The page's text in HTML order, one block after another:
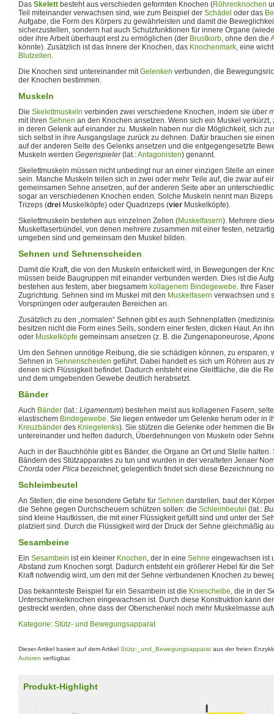
Das Skelett besteht aus verschieden geformten Knochen (Röhrenknochen
Teil miteinander verwachsen sind, wie zum Beispiel der Schädel oder das
Aufgabe, die Form des Körpers zu gewährleisten und damit die
sicherzustellen, sondern hat auch Schutzfunktionen für innere Organe
oder ihre Arbeit überhaupt erst zu ermöglichen (der Brustkorb, ohne den die
könnte). Zusätzlich ist das Innere der Knochen, das Knochenmark, eine
Blutzellen.
Die Knochen sind untereinander mitGelenken verbunden, die
der Knochen bestimmen.
Muskeln
Die Skelettmuskeln verbinden zwei verschiedene Knochen, indem sie über
mit ihren Sehnen an den Knochen ansetzen. Wenn sich ein Muskel
in deren Gelenk auf einander zu. Muskeln haben nur die Möglichkeit, sich
sich selbst in ihre Ausgangslage zurück zu dehnen. Dafür brauchen sie
auf der anderen Seite des Gelenks ansetzen und die entgegengesetzte
Muskeln werden Gegenspieler(lat.:Antagonisten) genannt.
Skelettmuskeln müssen nicht unbedingt nur an einer einzigen Stelle an
sein. Manche Muskeln teilen sich in zwei oder mehr Teile auf, die zwar auf
gemeinsamen Sehne ansetzen, auf der anderen Seite aber an
sogar an verschiedenen Knochen enden. Solche Muskeln nennt man
Trizeps (drei Muskelköpfe) oder Quadrizeps (vier Muskelköpfe).
Skelettmuskeln bestehen aus einzelnen Zellen (Muskelfasern). Mehrere
Muskelfaserbündel, von denen mehrere zusammen mit einer festen,
umgeben sind und gemeinsam den Muskel bilden.
Sehnen und Sehnenscheiden
Damit die Kraft, die von den Muskeln entwickelt wird, in Bewegungen der
müssen beide Baugruppen mit einander verbunden werden. Dies ist die
bestehen aus festem, aber biegsamem kollagenem Bindegewebe. Ihre
Zugrichtung. Sehnen sind im Muskel mit den Muskelfasern verwachsen und
Vorsprüngen oder aufgerauten Bereichen an.
Zusätzlich zu den „normalen“ Sehnen gibt es auch Sehnenplatten
besitzen nicht die Form eines Seils, sondern einer festen, dicken Haut. An
oder Muskelköpfe gemeinsam ansetzen (z. B. die Zungenaponeurose,
Um den Sehnen unnötige Reibung, die sie schädigen können, zu ersparen,
Sehnen in Sehnenscheiden geführt. Dabei handelt es sich um Röhren aus
denen sich Flüssigkeit befindet. Dadurch entsteht eine Gleitfläche, die die
und dem umgebenden Gewebe deutlich herabsetzt.
Bänder
Auch Bänder (lat.: Ligamentum) bestehen meist aus kollagenen Fasern,
elastischem Bindegewebe. Sie liegen entweder um Gelenke herum oder in
Kreuzbänder des Kniegelenks). Sie stützen die Gelenke oder hemmen die
untereinander und helfen dadurch, Überdehnungen von Muskeln oder
Auch in der Bauchhöhle gibt es Bänder, die Organe an Ort und Stelle
Bändern des Stützapparates zu tun und wurden in der veralteten Jenaer
Chorda oder Plica bezeichnet; gelegentlich findet sich diese Bezeichnung
Schleimbeutel
An Stellen, die eine besondere Gefahr für Sehnen darstellen, baut der
die Sehne gegen Durchscheuern schützen sollen: die Schleimbeutel (lat.:
sind kleine Hautkissen, die mit einer Flüssigkeit gefüllt sind und unter der
platziert sind. Durch die Flüssigkeit wird der Druck der Sehne gleichmäßig
Sesambeine
Ein Sesambein ist ein kleiner Knochen, der in eine Sehne eingewachsen ist
Abstand zum Knochen sorgt. Dadurch entsteht ein größerer Hebel für die
Kraft notwendig wird, um den mit der Sehne verbundenen Knochen zu
Das bekannteste Beispiel für ein Sesambein ist die Kniescheibe, die in der
Unterschenkelknochen eingewachsen ist. Durch diese Konstruktion kann
gestreckt werden, ohne dass der Oberschenkel noch mehr Muskelmasse
Kategorie: Stütz- und Bewegungsapparat
Dieser Artikel basiert auf dem Artikel Stütz-_und_Bewegungsapparat aus der freien
Autoren verfügbar.
Produkt-Highlight